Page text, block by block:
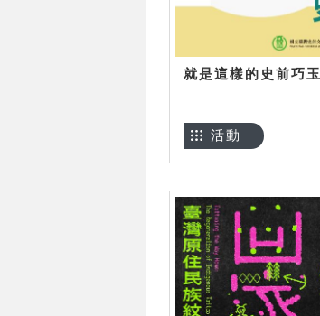
就是這樣的史前巧玉
活動